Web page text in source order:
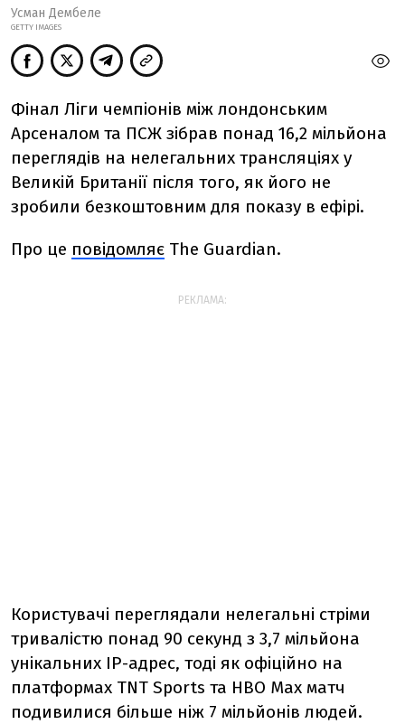
Усман Дембеле
GETTY IMAGES
Фінал Ліги чемпіонів між лондонським
Арсеналом та ПСЖ зібрав понад 16,2 мільйона
переглядів на нелегальних трансляціях у
Великій Британії після того, як його не
зробили безкоштовним для показу в ефірі.
Про це повідомляє The Guardian.
РЕКЛАМА:
Користувачі переглядали нелегальні стріми
тривалістю понад 90 секунд з 3,7 мільйона
унікальних IP-адрес, тоді як офіційно на
платформах TNT Sports та HBO Max матч
подивилися більше ніж 7 мільйонів людей.